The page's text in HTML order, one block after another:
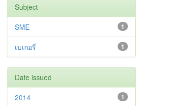
Subject
1
SME
1
เบเกอรี่
Date issued
1
2014